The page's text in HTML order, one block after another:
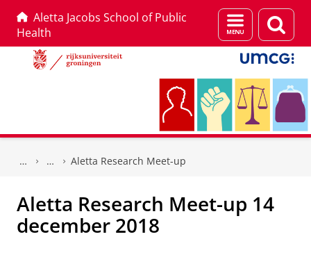
Aletta Jacobs School of Public
Health
Menu
en
zoeken
Aletta Research Meet-up
Aletta Research Meet-up 14
december 2018